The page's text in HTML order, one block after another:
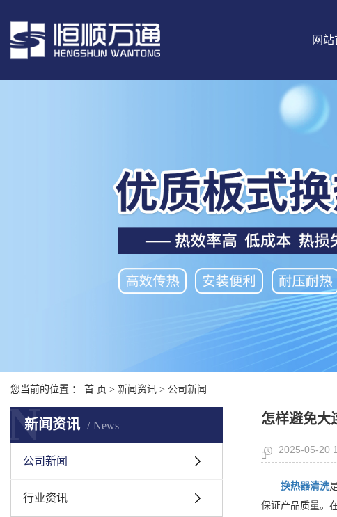
网
您当前的位置 ： 首 页 > 新闻资讯 > 公司新闻
新闻资讯 News
N
公司新闻
行业资讯
怎样避免大
2025-05-20
换热器清洗
保证产品质量。